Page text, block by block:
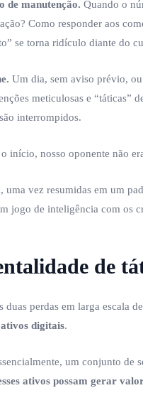
de manutenção. Quando o
Como responder aos
se torna ridículo diante do
Um dia, sem aviso prévio,
meticulosas e
interrompidos.
início, nosso oponente não
uma vez resumidas em um
jogo de inteligência com os
de
duas perdas em larga escala
ativos digitais.
um conjunto de
ativos possam gerar